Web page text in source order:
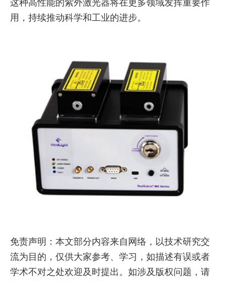
这种高性能的紫外激光器将在更多领域发挥重要作
用，持续推动科学和工业的进步。
免责声明：本文部分内容来自网络，以技术研究交
流为目的，仅供大家参考、学习，如描述有误或者
学术不对之处欢迎及时提出。如涉及版权问题，请